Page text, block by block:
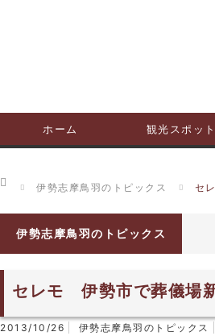
ホーム 観光スポット
ホーム
伊勢志摩鳥羽のトピックス セ
伊勢志摩鳥羽のトピックス
セレモ 伊勢市で葬儀場
2013/10/26 伊勢志摩鳥羽のトピックス